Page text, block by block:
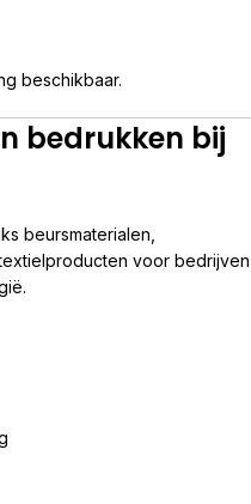
beschikbaar.
bedrukken bij
beursmaterialen,
voor bedrijven